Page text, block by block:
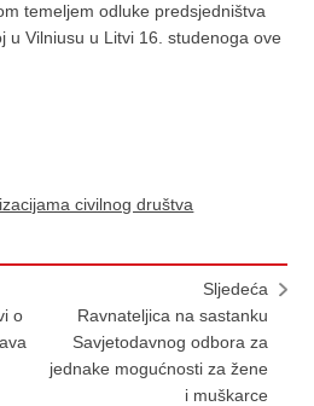
temeljem odluke predsjedništva
u Vilniusu u Litvi 16. studenoga ove
civilnog društva
o
Sljedeća
Ravnateljica na sastanku
Savjetodavnog odbora za
jednake mogućnosti za žene
i muškarce